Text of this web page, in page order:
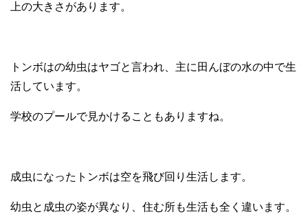
上の大きさがあります。
トンボはの幼虫はヤゴと言われ、主に田んぼの水の中で生
活しています。
学校のプールで見かけることもありますね。
成虫になったトンボは空を飛び回り生活します。
幼虫と成虫の姿が異なり、住む所も生活も全く違います。